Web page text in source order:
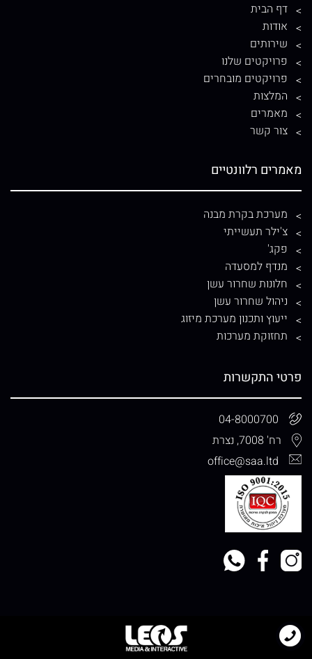
דף הבית
אודות
שירותים
פרויקטים שלנו
פרויקטים מובחרים
המלצות
מאמרים
צור קשר
מאמרים רלוונטיים
מערכת בקרת מבנה
צ'ילר תעשייתי
פקג'
מנדף למסעדה
חלונות שחרור עשן
ניהול שחרור עשן
ייעוץ ותכנון מערכת מיזוג
תחזוקת מערכות
פרטי התקשרות
04-8000700
רח' 7008, נצרת
office@saa.ltd